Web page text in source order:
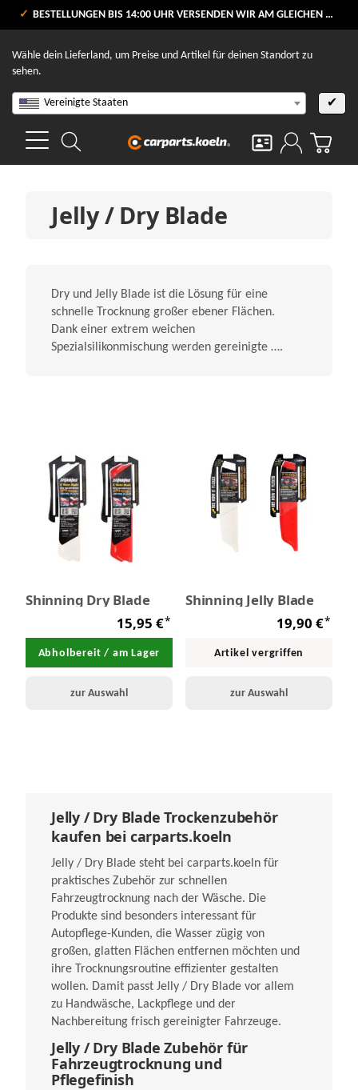
VERSANDKOSTENFREI AB 80 €
BESTELLUNGEN BIS 14:00 UHR VERSENDEN WIR AM GLEICHEN WERKTAG
Wähle dein Lieferland, um Preise und Artikel für deinen Standort zu
sehen.
Vereinigte Staaten ✔
Jelly / Dry Blade
Dry und Jelly Blade ist die Lösung für eine
schnelle Trocknung großer ebener Flächen.
Dank einer extrem weichen
Spezialsilikonmischung werden gereinigte ….
Shinning Dry Blade
15,95 €*
Abholbereit / am Lager
zur Auswahl
Shinning Jelly Blade
19,90 €*
Artikel vergriffen
zur Auswahl
Jelly / Dry Blade Trockenzubehör
kaufen bei carparts.koeln
Jelly / Dry Blade steht bei carparts.koeln für
praktisches Zubehör zur schnellen
Fahrzeugtrocknung nach der Wäsche. Die
Produkte sind besonders interessant für
Autopflege-Kunden, die Wasser zügig von
großen, glatten Flächen entfernen möchten und
ihre Trocknungsroutine effizienter gestalten
wollen. Damit passt Jelly / Dry Blade vor allem
zu Handwäsche, Lackpflege und der
Nachbereitung frisch gereinigter Fahrzeuge.
Jelly / Dry Blade Zubehör für
Fahrzeugtrocknung und
Pflegefinish